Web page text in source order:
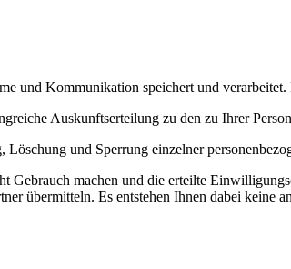
und Kommunikation speichert und verarbeitet.
Auskunftserteilung zu den zu Ihrer
und Sperrung einzelner
Gebrauch machen und die erteilte
übermitteln. Es entstehen Ihnen dabei keine